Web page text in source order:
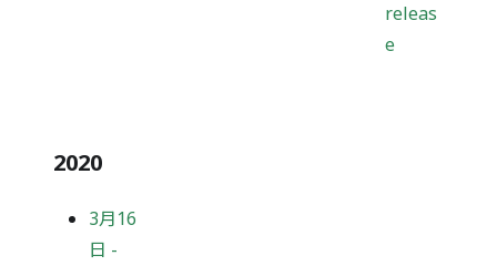
releas
e
2020
3月16
日 -